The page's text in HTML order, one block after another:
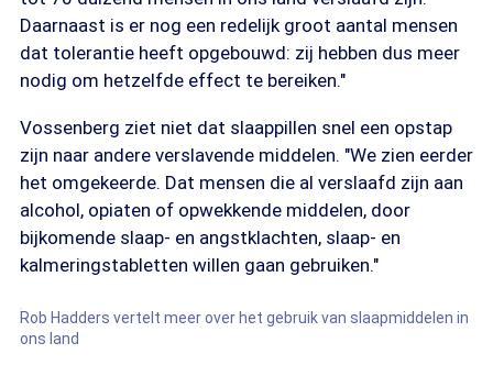
Daarnaast is er nog een redelijk groot aantal mensen
dat tolerantie heeft opgebouwd: zij hebben dus meer
nodig om hetzelfde effect te bereiken."
Vossenberg ziet niet dat slaappillen snel een opstap
zijn naar andere verslavende middelen. "We zien eerder
het omgekeerde. Dat mensen die al verslaafd zijn aan
alcohol, opiaten of opwekkende middelen, door
bijkomende slaap- en angstklachten, slaap- en
kalmeringstabletten willen gaan gebruiken."
Rob Hadders vertelt meer over het gebruik van slaapmiddelen in
ons land